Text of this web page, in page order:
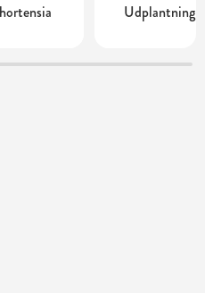
Udplantning